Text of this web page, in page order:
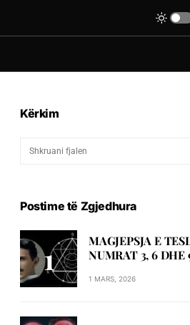
Kërkim
Postime të Zgjedhura
MAGJEPSJA E
NUMRAT 3, 6 DHE
1 MARS, 2026